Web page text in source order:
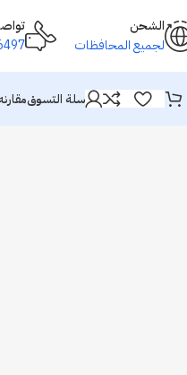
الشحن
لجميع المحافظات
سلة التسوق